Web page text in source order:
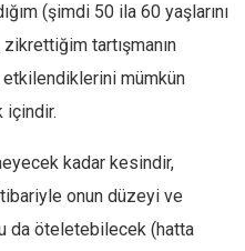
(şimdi 50 ila 60 yaşlarını
zikrettiğim tartışmanın
mümkün
içindir.
kadar kesindir,
onun düzeyi ve
da öteletebilecek (hatta